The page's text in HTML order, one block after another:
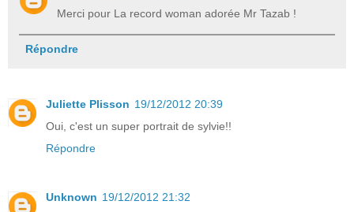
Merci pour La record woman adorée Mr Tazab !
Répondre
Juliette Plisson 19/12/2012 20:39
Oui, c'est un super portrait de sylvie!!
Répondre
Unknown 19/12/2012 21:32